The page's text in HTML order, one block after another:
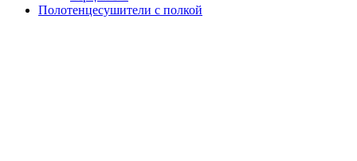
Полотенцесушители с полкой